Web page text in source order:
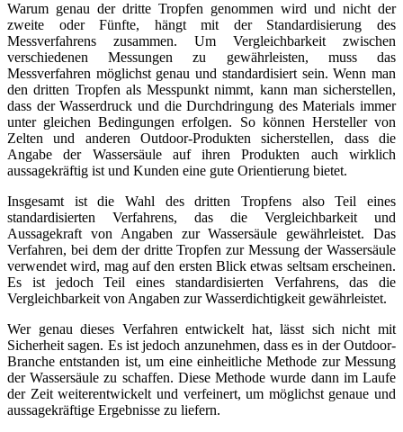
Warum genau der dritte Tropfen genommen wird und nicht der
zweite oder Fünfte, hängt mit der Standardisierung des
Messverfahrens zusammen. Um Vergleichbarkeit zwischen
verschiedenen Messungen zu gewährleisten, muss das
Messverfahren möglichst genau und standardisiert sein. Wenn man
den dritten Tropfen als Messpunkt nimmt, kann man sicherstellen,
dass der Wasserdruck und die Durchdringung des Materials immer
unter gleichen Bedingungen erfolgen. So können Hersteller von
Zelten und anderen Outdoor-Produkten sicherstellen, dass die
Angabe der Wassersäule auf ihren Produkten auch wirklich
aussagekräftig ist und Kunden eine gute Orientierung bietet.
Insgesamt ist die Wahl des dritten Tropfens also Teil eines
standardisierten Verfahrens, das die Vergleichbarkeit und
Aussagekraft von Angaben zur Wassersäule gewährleistet. Das
Verfahren, bei dem der dritte Tropfen zur Messung der Wassersäule
verwendet wird, mag auf den ersten Blick etwas seltsam erscheinen.
Es ist jedoch Teil eines standardisierten Verfahrens, das die
Vergleichbarkeit von Angaben zur Wasserdichtigkeit gewährleistet.
Wer genau dieses Verfahren entwickelt hat, lässt sich nicht mit
Sicherheit sagen. Es ist jedoch anzunehmen, dass es in der Outdoor-
Branche entstanden ist, um eine einheitliche Methode zur Messung
der Wassersäule zu schaffen. Diese Methode wurde dann im Laufe
der Zeit weiterentwickelt und verfeinert, um möglichst genaue und
aussagekräftige Ergebnisse zu liefern.